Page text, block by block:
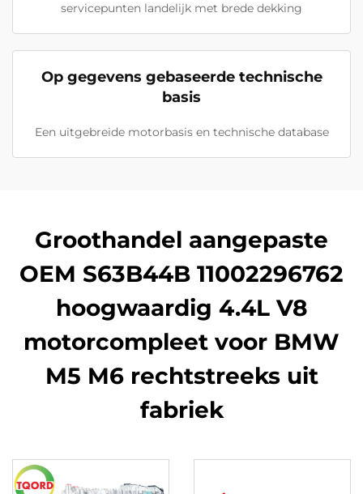
servicepunten landelijk met brede dekking
Op gegevens gebaseerde technische
basis
Een uitgebreide motorbasis en technische database
Groothandel aangepaste
OEM S63B44B 11002296762
hoogwaardig 4.4L V8
motorcompleet voor BMW
M5 M6 rechtstreeks uit
fabriek